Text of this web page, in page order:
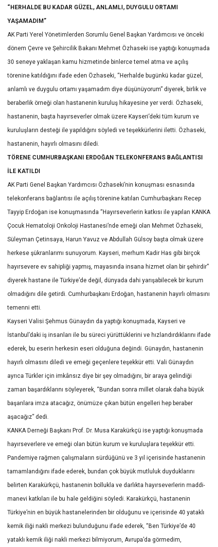
“HERHALDE BU KADAR GÜZEL, ANLAMLI, DUYGULU ORTAMI
YAŞAMADIM”
AK Parti Yerel Yönetimlerden Sorumlu Genel Başkan Yardımcısı ve önceki
dönem Çevre ve Şehircilik Bakanı Mehmet Özhaseki ise yaptığı konuşmada
30 seneye yaklaşan kamu hizmetinde binlerce temel atma ve açılış
törenine katıldığını ifade eden Özhaseki, “Herhalde bugünkü kadar güzel,
anlamlı ve duygulu ortamı yaşamadım diye düşünüyorum” diyerek, birlik ve
beraberlik örneği olan hastanenin kuruluş hikayesine yer verdi. Özhaseki,
hastanenin, başta hayırseverler olmak üzere Kayseri’deki tüm kurum ve
kuruluşların desteği ile yapıldığını söyledi ve teşekkürlerini iletti. Özhaseki,
hastanenin, hayırlı olmasını diledi.
TÖRENE CUMHURBAŞKANI ERDOĞAN TELEKONFERANS BAĞLANTISI
İLE KATILDI
AK Parti Genel Başkan Yardımcısı Özhaseki’nin konuşması esnasında
telekonferans bağlantısı ile açılış törenine katılan Cumhurbaşkanı Recep
Tayyip Erdoğan ise konuşmasında “Hayırseverlerin katkısı ile yapılan KANKA
Çocuk Hematoloji Onkoloji Hastanesi’nde emeği olan Mehmet Özhaseki,
Süleyman Çetinsaya, Harun Yavuz ve Abdullah Gülsoy başta olmak üzere
herkese şükranlarımı sunuyorum. Kayseri, merhum Kadir Has gibi birçok
hayırsevere ev sahipliği yapmış, mayasında insana hizmet olan bir şehirdir”
diyerek hastane ile Türkiye’de değil, dünyada dahi yarışabilecek bir kurum
olmadığını dile getirdi. Cumhurbaşkanı Erdoğan, hastanenin hayırlı olmasını
temenni etti.
Kayseri Valisi Şehmus Günaydın da yaptığı konuşmada, Kayseri ve
İstanbul’daki iş insanları ile bu süreci yürüttüklerini ve hızlandırdıklarını ifade
ederek, bu eserin herkesin eseri olduğuna değindi. Günaydın, hastanenin
hayırlı olmasını diledi ve emeği geçenlere teşekkür etti. Vali Günaydın
ayrıca Türkler için imkânsız diye bir şey olmadığını, bir araya gelindiği
zaman başardıklarını söyleyerek, “Bundan sonra millet olarak daha büyük
başarılara imza atacağız, önümüze çıkan bütün engelleri hep beraber
aşacağız” dedi.
KANKA Derneği Başkanı Prof. Dr. Musa Karakürkçü ise yaptığı konuşmada
hayırseverlere ve emeği olan bütün kurum ve kuruluşlara teşekkür etti.
Pandemiye rağmen çalışmaların sürdüğünü ve 3 yıl içerisinde hastanenin
tamamlandığını ifade ederek, bundan çok büyük mutluluk duyduklarını
belirten Karakürkçü, hastanenin bollukla ve darlıkta hayırseverlerin maddi-
manevi katkıları ile bu hale geldiğini söyledi. Karakürkçü, hastanenin
Türkiye’nin en büyük hastanelerinden bir olduğunu ve içerisinde 40 yataklı
kemik iliği nakli merkezi bulunduğunu ifade ederek, “Ben Türkiye’de 40
yataklı kemik iliği nakli merkezi bilmiyorum, Avrupa’da görmedim,